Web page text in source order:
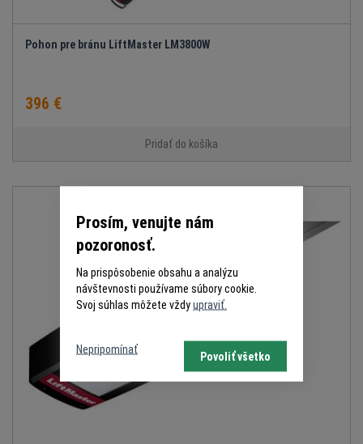
Pohon pre bránu LiftMaster LM3800W
396 €
Pridať do košíka
Prosím, venujte nám
pozoronosť.
Na prispôsobenie obsahu a analýzu
návštevnosti používame súbory cookie.
Svoj súhlas môžete vždyupraviť.
Nepripomínať
Povoliť všetko